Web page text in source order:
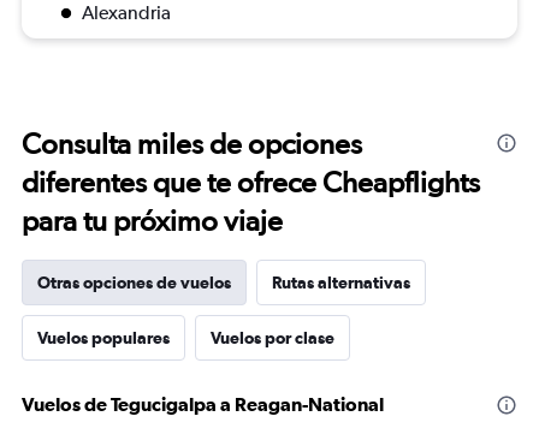
Alexandria
Consulta miles de opciones
diferentes que te ofrece Cheapflights
para tu próximo viaje
Otras opciones de vuelos Rutas alternativas
Vuelos populares Vuelos por clase
Vuelos de Tegucigalpa a Reagan-National